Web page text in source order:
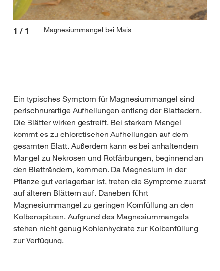
1 / 1 Magnesiummangel bei Mais
Ein typisches Symptom für Magnesiummangel sind
perlschnurartige Aufhellungen entlang der Blattadern.
Die Blätter wirken gestreift. Bei starkem Mangel
kommt es zu chlorotischen Aufhellungen auf dem
gesamten Blatt. Außerdem kann es bei anhaltendem
Mangel zu Nekrosen und Rotfärbungen, beginnend an
den Blatträndern, kommen. Da Magnesium in der
Pflanze gut verlagerbar ist, treten die Symptome zuerst
auf älteren Blättern auf. Daneben führt
Magnesiummangel zu geringen Kornfüllung an den
Kolbenspitzen. Aufgrund des Magnesiummangels
stehen nicht genug Kohlenhydrate zur Kolbenfüllung
zur Verfügung.